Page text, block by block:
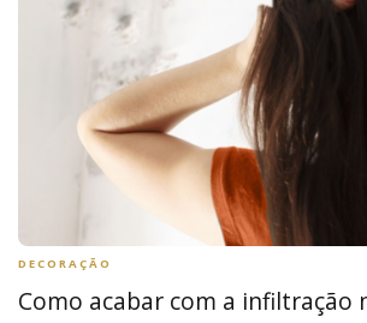
DECORAÇÃO
Como acabar com a infiltração